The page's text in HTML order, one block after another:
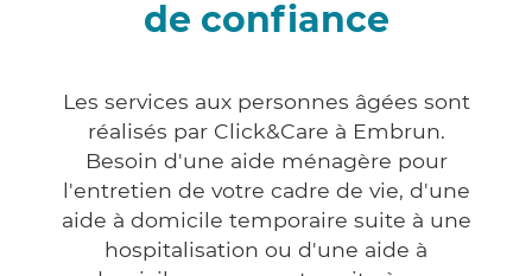
de confiance
Les services aux personnes âgées sont
réalisés par Click&Care à Embrun.
Besoin d'une aide ménagère pour
l'entretien de votre cadre de vie, d'une
aide à domicile temporaire suite à une
hospitalisation ou d'une aide à